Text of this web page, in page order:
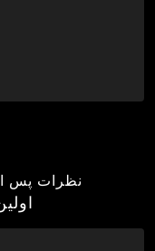
نظرات پس